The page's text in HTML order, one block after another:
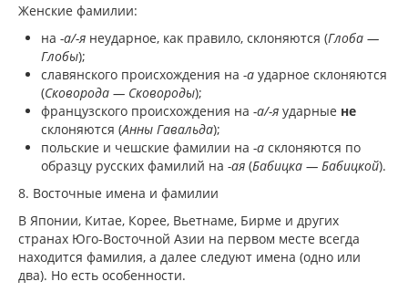
Женские фамилии:
на -а/-я неударное, как правило, склоняются (Глоба —
Глобы);
славянского происхождения на -а ударное склоняются
(Сковорода — Сковороды);
французского происхождения на -а/-я ударные не
склоняются (Анны Гавальда);
польские и чешские фамилии на -а склоняются по
образцу русских фамилий на -ая (Бабицка — Бабицкой).
8. Восточные имена и фамилии
В Японии, Китае, Корее, Вьетнаме, Бирме и других
странах Юго-Восточной Азии на первом месте всегда
находится фамилия, а далее следуют имена (одно или
два). Но есть особенности.